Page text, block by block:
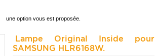
une option vous est proposée.
Lampe Original Inside pour
SAMSUNG HLR6168W.